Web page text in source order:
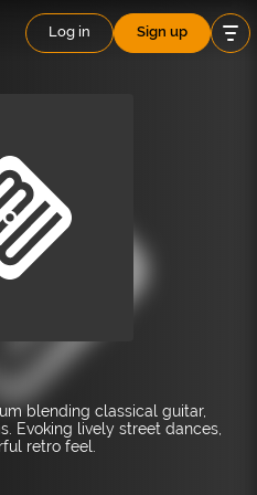
Log in Sign up
blending classical guitar,
Evoking lively street dances,
retro feel.